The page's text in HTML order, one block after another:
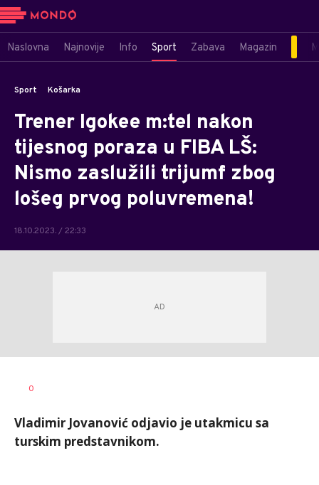
Naslovna Najnovije Info Sport Zabava Magazin
Sport Košarka
Trener Igokee m:tel nakon
tijesnog poraza u FIBA LŠ:
Nismo zaslužili trijumf zbog
lošeg prvog poluvremena!
18.10.2023. / 22:33
AUTOR
0
Vladimir Jovanović odjavio je utakmicu sa
turskim predstavnikom.